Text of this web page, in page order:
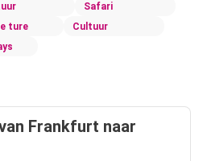
Safari
ture
Cultuur
Frankfurt naar